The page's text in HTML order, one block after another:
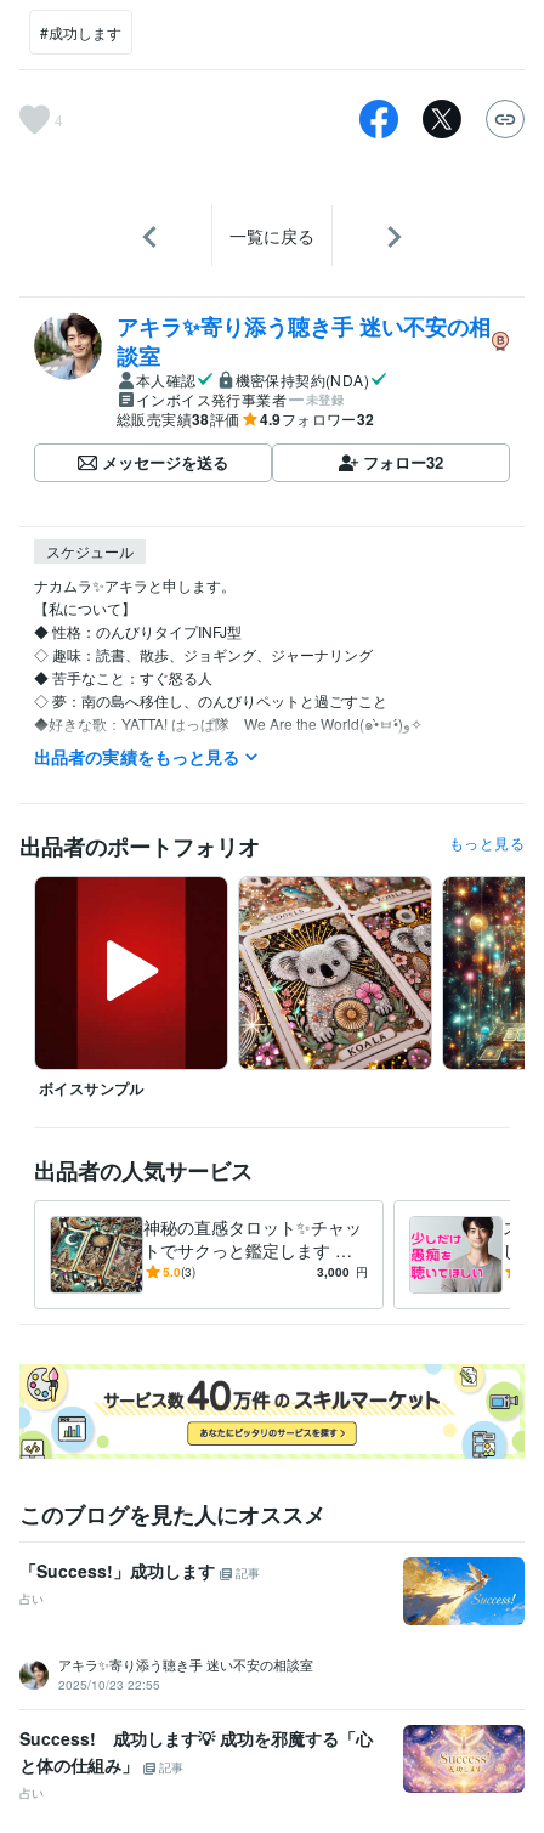
#成功します
4
一覧に戻る
アキラ✨寄り添う聴き手 迷い不安の相
談室
本人確認
機密保持契約(NDA)
インボイス発行事業者
未登録
総販売実績38評価 4.9フォロワー32
メッセージを送る フォロー32
スケジュール
ナカムラ✨アキラと申します。
【私について】
◆ 性格：のんびりタイプINFJ型
◇ 趣味：読書、散歩、ジョギング、ジャーナリング
◆ 苦手なこと：すぐ怒る人
◇ 夢：南の島へ移住し、のんびりペットと過ごすこと
◆好きな歌：YATTA! はっぱ隊　We Are the World(๑•̀ㅂ•́)و✧
【自分を愛し、自然体で生きるためのセルフラブ実践ガイド】
仕事も恋愛も、なんだかうまくいかない
他人と自分を比べては自虐して
ついには「私なんて、どうせ無理」と自責の毎日…
しかし、そんな生活を続けているうちに、気づいたんです
『本当の幸せは、自分を愛することから始まる』
・自分を認める（良い所も悪い所も）
・その全てが自分なんだと受け入れる
●自分を愛することで生活が激変！
毎日のジャーナリング
自分の感情に向き合う事を大切にして
少しずつ自分を好きになれるようになっていきました
自分を愛せるようになると
世界が一気に輝きだすんです！
自信が生まれる、人間関係が良くなる
仕事も良い流れになる、愛を持って他者と関われる
そんな幸せの連鎖を起こせるのが「セルフラブ」です！
マーケティング / 広告・宣伝・プロモーション
カスタマーサポート・カスタマーサクセス / コールセンター管理・運
営
経験年数 : 3年
ライフスタイル・その他 / 占い師
受賞歴
2025年3月✨ゴールドランクに昇格できました☘️
チナランクに昇格できました❤️
資格・検定
金融渉外技能審査（FP3級）
宅地建物取引士（旧 宅地建物取引主任者）
出品者の実績をもっと見る
出品者のポートフォリオ もっと見る
ボイスサンプル
出品者の人気サービス
神秘の直感タロット✨チャッ
トでサクっと鑑定します タ
ロットで✨チャット占い一度
5.0(3) 3,000 円
スト
し
族、
このブログを見た人にオススメ
「Success!」成功します
記事
占い
アキラ✨寄り添う聴き手 迷い不安の相談室
2025/10/23 22:55
Success! 成功します💡 成功を邪魔する「心
と体の仕組み」
記事
占い